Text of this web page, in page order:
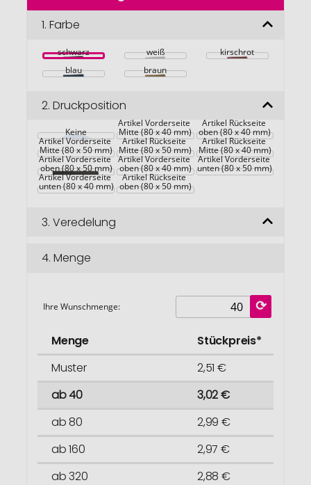
Bildgalerie
1. Farbe
schwarz weiß
kirschrot
blau
braun
2. Druckposition
Keine
Artikel Vorderseite
Mitte (80 x 40 mm)
Artikel Rückseite
oben (80 x 40 mm)
Artikel Vorderseite
Mitte (80 x 50 mm)
Artikel Rückseite
Mitte (80 x 50 mm)
Artikel Rückseite
Mitte (80 x 40 mm)
Artikel Vorderseite
oben (80 x 50 mm)
Artikel Vorderseite
oben (80 x 40 mm)
Artikel Vorderseite
unten (80 x 50 mm)
Artikel Vorderseite
unten (80 x 40 mm)
Artikel Rückseite
oben (80 x 50 mm)
3. Veredelung
4. Menge
Ihre Wunschmenge:
Menge
Stückpreis*
Muster
2,51 €
ab 40
3,02 €
ab 80
2,99 €
ab 160
2,97 €
ab 320
2,88 €